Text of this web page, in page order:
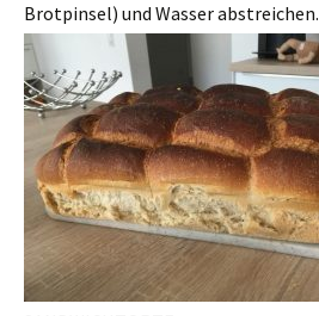
Brotpinsel) und Wasser abstreichen.